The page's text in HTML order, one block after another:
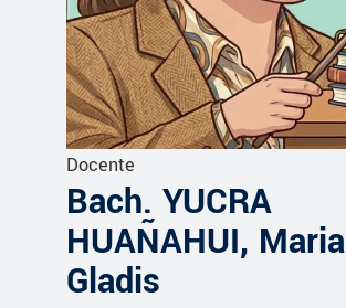
Docente
Bach. YUCRA
HUAÑAHUI, Maria
Gladis